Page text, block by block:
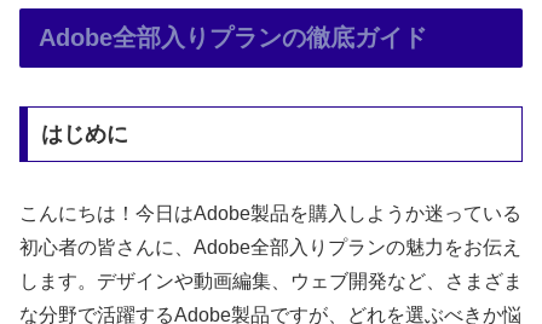
Adobe全部入りプランの徹底ガイド
はじめに
こんにちは！今日はAdobe製品を購入しようか迷っている
初心者の皆さんに、Adobe全部入りプランの魅力をお伝え
します。デザインや動画編集、ウェブ開発など、さまざま
な分野で活躍するAdobe製品ですが、どれを選ぶべきか悩